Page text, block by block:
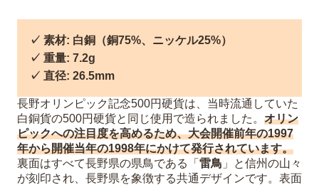
✓ 素材: 白銅（銅75%、ニッケル25%）
✓ 重量: 7.2g
✓ 直径: 26.5mm
長野オリンピック記念500円硬貨は、当時流通していた
白銅貨の500円硬貨と同じ使用で造られました。 オリン
ピックへの注目度を高めるため、大会開催前年の1997
年から開催当年の1998年にかけて発行されています。
裏面はすべて長野県の県鳥である「 雷鳥 」と信州の山々
が刻印され、長野県を象徴する共通デザインです。表面